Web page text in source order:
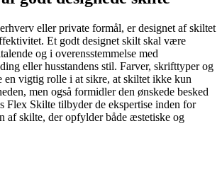
eller private formål, er designet af skiltet
Et godt designet skilt skal være
og i overensstemmelse med
eller husstandens stil. Farver, skrifttyper og
en vigtig rolle i at sikre, at skiltet ikke kun
men også formidler den ønskede besked
Flex Skilte tilbyder de ekspertise inden for
af skilte, der opfylder både æstetiske og